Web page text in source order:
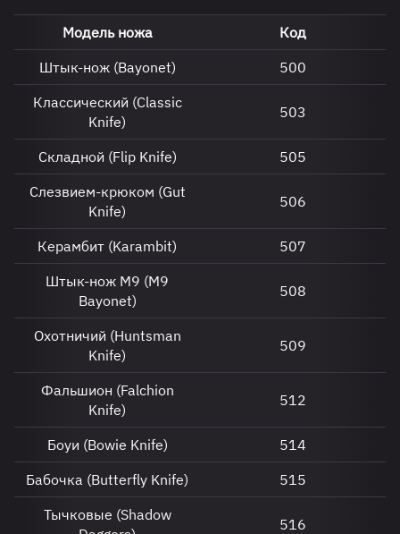
Модель ножа
Код
Штык-нож (Bayonet)
500
Классический (Classic
Knife)
503
Складной (Flip Knife)
505
Слезвием-крюком (Gut
Knife)
506
Керамбит (Karambit)
507
Штык-нож М9 (M9
Bayonet)
508
Охотничий (Huntsman
Knife)
509
Фальшион (Falchion
Knife)
512
Боуи (Bowie Knife)
514
Бабочка (Butterfly Knife)
515
Тычковые (Shadow
516